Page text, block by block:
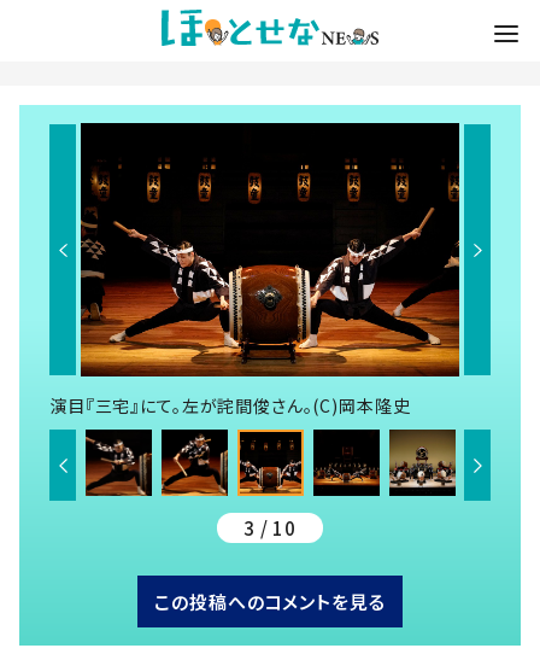
演目『三宅』にて。左が詫間俊さん。(C)岡本隆史
3 / 10
この投稿へのコメントを見る